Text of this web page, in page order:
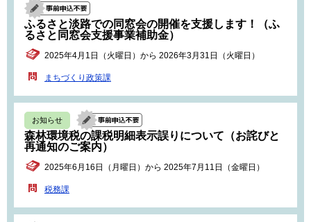
ふるさと淡路での同窓会の開催を支援します！（ふ
るさと同窓会支援事業補助金）
2025年4月1日（火曜日）から 2026年3月31日（火曜日）
まちづくり政策課
お知らせ
森林環境税の課税明細表示誤りについて（お詫びと
再通知のご案内）
2025年6月16日（月曜日）から 2025年7月11日（金曜日）
税務課